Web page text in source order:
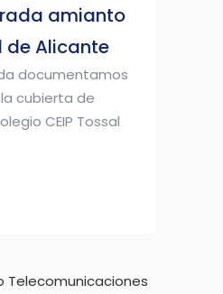
amianto
de Alicante
documentamos
cubierta de
CEIP Tossal